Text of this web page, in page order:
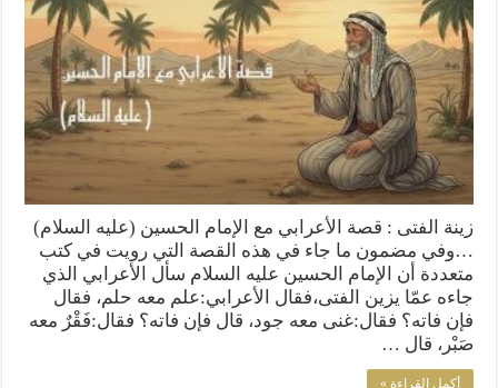
زينة الفتى : قصة الأعرابي مع الإمام الحسين (عليه السلام)
…وفي مضمون ما جاء في هذه القصة التي رويت في كتب
متعددة أن الإمام الحسين عليه السلام سأل الأعرابي الذي
جاءه عمّا يزين الفتى،فقال الأعرابي:علم معه حلم، فقال
فإن فاته؟ فقال:غنى معه جود، قال فإن فاته؟ فقال:فَقْرٌ معه
صَبْر، قال …
أكمل القراءة »